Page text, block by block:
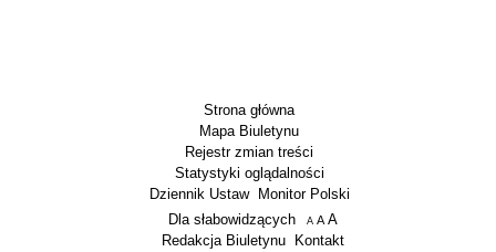
Strona główna
Mapa Biuletynu
Rejestr zmian treści
Statystyki oglądalności
Dziennik Ustaw
Monitor Polski
Menu dodatkowe
Dla słabowidzących A pomniejsz czcionkę
A standardowy rozmiar czcionki
A
Redakcja Biuletynu
Kontakt